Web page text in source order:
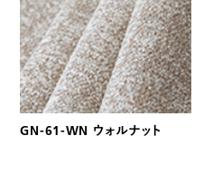
GN-61-WN ウォルナット